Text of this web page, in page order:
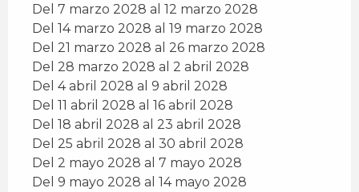
Del 7 marzo 2028 al 12 marzo 2028
Del 14 marzo 2028 al 19 marzo 2028
Del 21 marzo 2028 al 26 marzo 2028
Del 28 marzo 2028 al 2 abril 2028
Del 4 abril 2028 al 9 abril 2028
Del 11 abril 2028 al 16 abril 2028
Del 18 abril 2028 al 23 abril 2028
Del 25 abril 2028 al 30 abril 2028
Del 2 mayo 2028 al 7 mayo 2028
Del 9 mayo 2028 al 14 mayo 2028